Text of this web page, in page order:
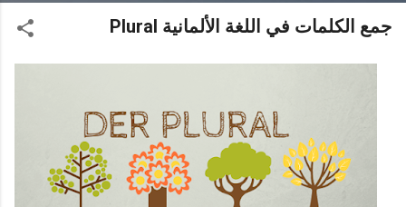
جمع الكلمات في اللغة الألمانية Plural